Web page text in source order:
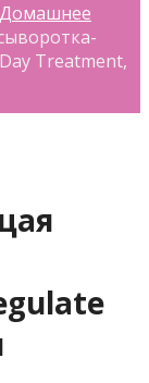
Домашнее
Treatment,